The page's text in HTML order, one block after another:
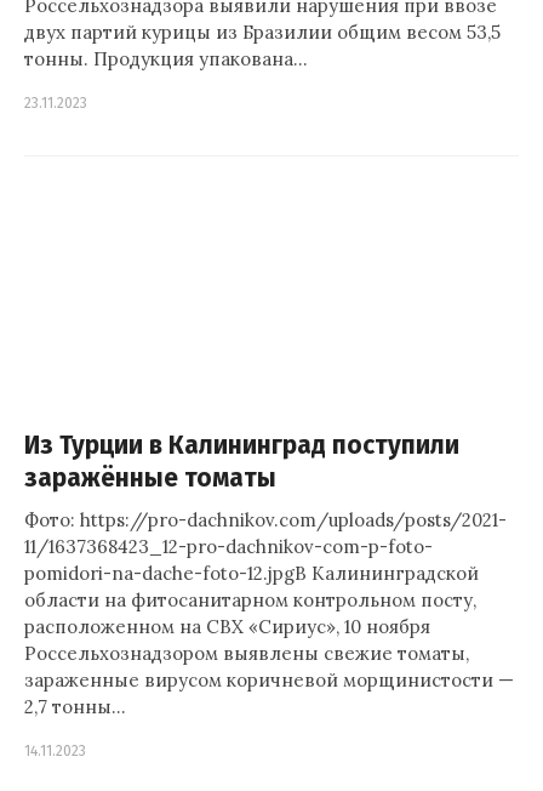
Россельхознадзора выявили нарушения при ввозе
двух партий курицы из Бразилии общим весом 53,5
тонны. Продукция упакована…
23.11.2023
Из Турции в Калининград поступили
заражённые томаты
Фото: https://pro-dachnikov.com/uploads/posts/2021-
11/1637368423_12-pro-dachnikov-com-p-foto-
pomidori-na-dache-foto-12.jpgВ Калининградской
области на фитосанитарном контрольном посту,
расположенном на СВХ «Сириус», 10 ноября
Россельхознадзором выявлены свежие томаты,
зараженные вирусом коричневой морщинистости —
2,7 тонны…
14.11.2023